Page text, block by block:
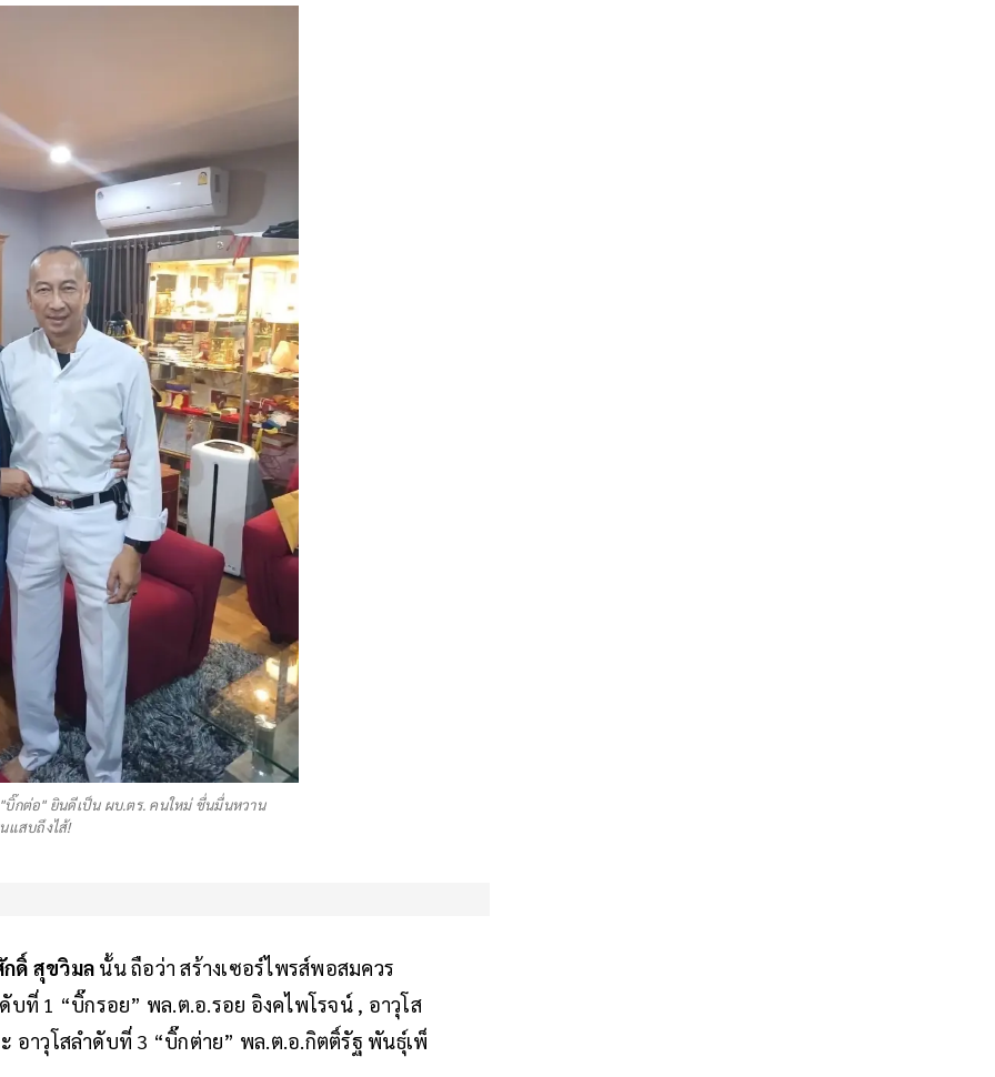
บิ๊กต่อ" ยินดีเป็น ผบ.ตร. คนใหม่ ชื่นมื่นหวาน
แสบถึงไส้!
ดิ์ สุขวิมล นั้น ถือว่า สร้างเซอร์ไพรส์พอสมควร
บที่ 1 “บิ๊กรอย” พล.ต.อ.รอย อิงคไพโรจน์ , อาวุโส
อาวุโสลำดับที่ 3 “บิ๊กต่าย” พล.ต.อ.กิตติ์รัฐ พันธุ์เพ็